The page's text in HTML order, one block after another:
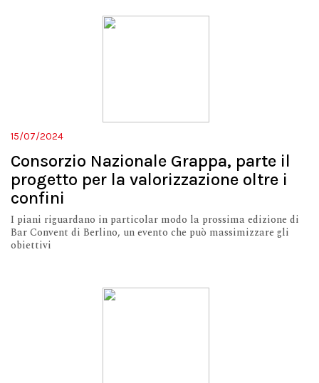
15/07/2024
Consorzio Nazionale Grappa, parte il
progetto per la valorizzazione oltre i
confini
I piani riguardano in particolar modo la prossima edizione di
Bar Convent di Berlino, un evento che può massimizzare gli
obiettivi